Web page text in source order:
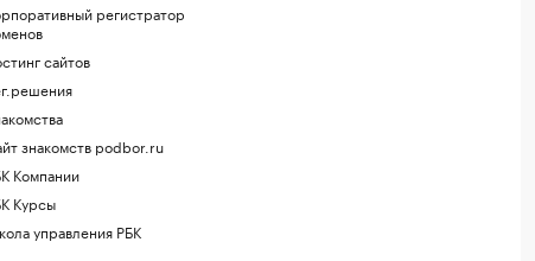
регистратор
сайтов
знакомств podbor.ru
Компании
Курсы
управления РБК